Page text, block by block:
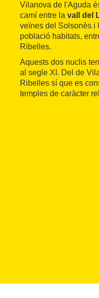
Vilanova de l'Aguda
camí entre la vall del
veïnes del Solsonès i
població habitats,
Ribelles.
Aquests dos nuclis
al segle XI. Del de
Ribelles sí que es
temples de caràcter